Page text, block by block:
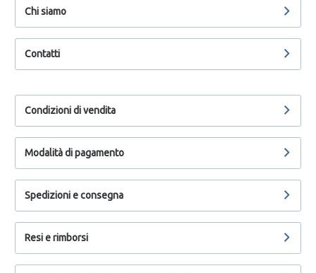
Chi siamo
Contatti
Condizioni di vendita
Modalità di pagamento
Spedizioni e consegna
Resi e rimborsi